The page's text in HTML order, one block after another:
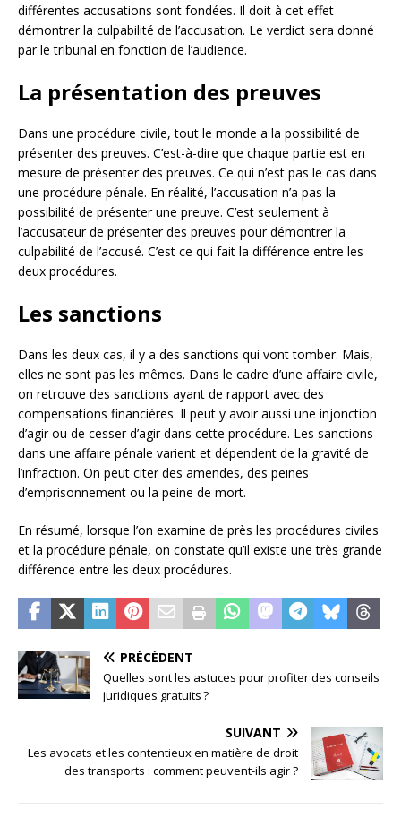
différentes accusations sont fondées. Il doit à cet effet
démontrer la culpabilité de l’accusation. Le verdict sera donné
par le tribunal en fonction de l’audience.
La présentation des preuves
Dans une procédure civile, tout le monde a la possibilité de
présenter des preuves. C’est-à-dire que chaque partie est en
mesure de présenter des preuves. Ce qui n’est pas le cas dans
une procédure pénale. En réalité, l’accusation n’a pas la
possibilité de présenter une preuve. C’est seulement à
l’accusateur de présenter des preuves pour démontrer la
culpabilité de l’accusé. C’est ce qui fait la différence entre les
deux procédures.
Les sanctions
Dans les deux cas, il y a des sanctions qui vont tomber. Mais,
elles ne sont pas les mêmes. Dans le cadre d’une affaire civile,
on retrouve des sanctions ayant de rapport avec des
compensations financières. Il peut y avoir aussi une injonction
d’agir ou de cesser d’agir dans cette procédure. Les sanctions
dans une affaire pénale varient et dépendent de la gravité de
l’infraction. On peut citer des amendes, des peines
d’emprisonnement ou la peine de mort.
En résumé, lorsque l’on examine de près les procédures civiles
et la procédure pénale, on constate qu’il existe une très grande
différence entre les deux procédures.
PRÉCÉDENT
Quelles sont les astuces pour profiter des conseils
juridiques gratuits ?
SUIVANT
Les avocats et les contentieux en matière de droit
des transports : comment peuvent-ils agir ?